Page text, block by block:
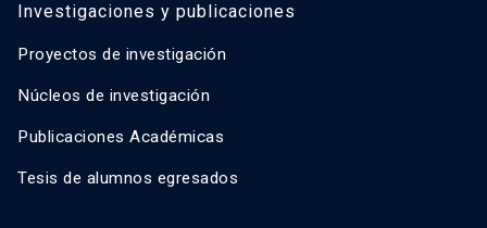
Investigaciones y publicaciones
Proyectos de investigación
Núcleos de investigación
Publicaciones Académicas
Tesis de alumnos egresados